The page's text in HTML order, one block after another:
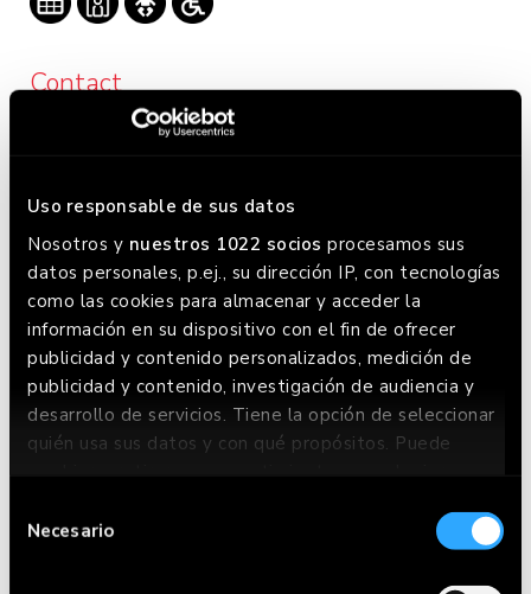
Uso responsable de sus datos
Nosotros y nuestros 1022 socios procesamos sus
datos personales, p.ej., su dirección IP, con tecnologías
como las cookies para almacenar y acceder la
información en su dispositivo con el fin de ofrecer
publicidad y contenido personalizados, medición de
publicidad y contenido, investigación de audiencia y
desarrollo de servicios. Tiene la opción de seleccionar
quién usa sus datos y con qué propósitos. Puede
cambiar o retirar su consentimiento en cualquier
en el Menú de consentimiento.
deNecesario
Contact
Calle Bergara, 14. 20005 San Sebastián, Guipúzcoa
Opening hours
Lunes a Domingo:
Lunes a miércoles: 12:00 - 23:30 / Jueves a domingo:
12:00 - 0:00. Este horario puede variar, chequea en
Google donde siempre lo tenemos actualizado.